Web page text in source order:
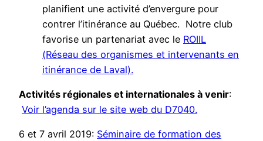
planifient une activité d’envergure pour
contrer l’itinérance au Québec. Notre club
favorise un partenariat avec le ROIIL
(Réseau des organismes et intervenants en
itinérance de Laval).
Activités régionales et internationales à venir:
Voir l’agenda sur le site web du D7040.
6 et 7 avril 2019: Séminaire de formation des